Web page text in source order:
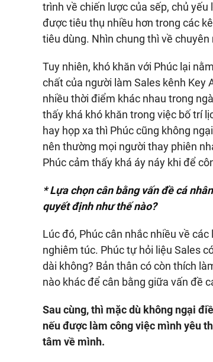
trình về chiến lược của sếp, chủ
được tiêu thụ nhiều hơn trong các
tiêu dùng. Nhìn chung thì về
Tuy nhiên, khó khăn với Phúc lại
chất của người làm Sales kênh Key
nhiều thời điểm khác nhau trong
thấy khá khó khăn trong việc bố trí
hay họp xa thì Phúc cũng không
nên thường mọi người thay phiên
Phúc cảm thấy khá áy náy khi để
* Lựa chọn cân bằng vấn đề cá
quyết định như thế nào?
Lúc đó, Phúc cân nhắc nhiều về
nghiêm túc. Phúc tự hỏi liệu Sales
dài không? Bản thân có còn thích
nào khác để cân bằng giữa vấn đề
Sau cùng, thì mặc dù không ngại
nếu được làm công việc mình yêu
tâm về mình.